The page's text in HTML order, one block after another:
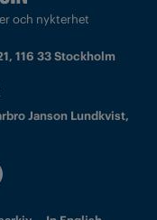
och nykterhet
116 33 Stockholm
Janson Lundkvist,